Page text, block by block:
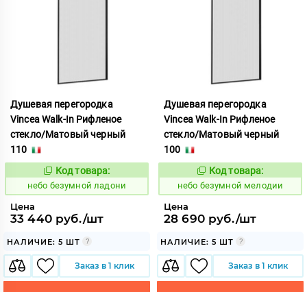
Душевая перегородка
Vincea Walk-In Рифленое
стекло/Матовый черный
110
Код:
1124167
Код товара:
небо безумной ладони
Цена
33 440 руб./шт
НАЛИЧИЕ: 5 ШТ
Заказ в 1 клик
Душевая перегородка
Vincea Walk-In Рифленое
стекло/Матовый черный
100
Код:
1124173
Код товара:
небо безумной мелодии
Цена
28 690 руб./шт
НАЛИЧИЕ: 5 ШТ
Заказ в 1 клик